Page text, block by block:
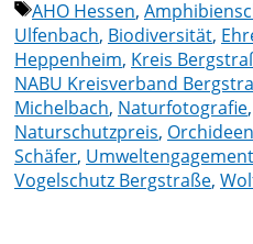
Schlagwörter
AHO Hessen,
Ulfenbach, Biodiversität,
Heppenheim, Kreis
NABU Kreisverband
Michelbach, Naturfotografie,
Naturschutzpreis,
Schäfer, Umweltengagement
Vogelschutz Bergstraße,